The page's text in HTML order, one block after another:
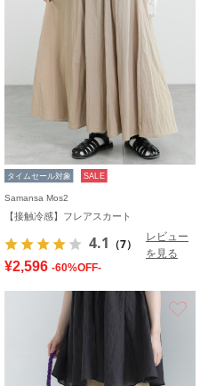
タイムセール対象 SALE
Samansa Mos2
【接触冷感】フレアスカート
4.1 （7）
レビュー
を見る
¥2,596 -60%OFF-